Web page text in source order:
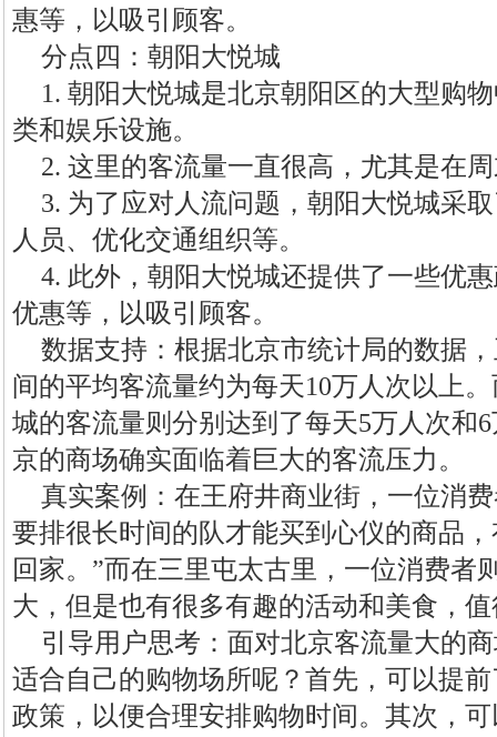
惠等，以吸引顾客。
分点四：朝阳大悦城
1. 朝阳大悦城是北京朝阳区的大型购
类和娱乐设施。
2. 这里的客流量一直很高，尤其是在
3. 为了应对人流问题，朝阳大悦城采
人员、优化交通组织等。
4. 此外，朝阳大悦城还提供了一些优
优惠等，以吸引顾客。
数据支持：根据北京市统计局的数据
间的平均客流量约为每天10万人次以上
城的客流量则分别达到了每天5万人次和
京的商场确实面临着巨大的客流压力。
真实案例：在王府井商业街，一位消
要排很长时间的队才能买到心仪的商品
回家。”而在三里屯太古里，一位消费者
大，但是也有很多有趣的活动和美食，
引导用户思考：面对北京客流量大的
适合自己的购物场所呢？首先，可以提
政策，以便合理安排购物时间。其次，